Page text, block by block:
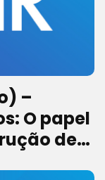
–
O papel
de